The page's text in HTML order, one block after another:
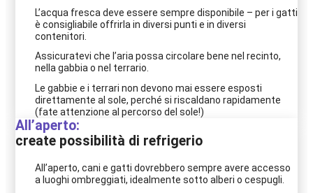
L’acqua fresca deve essere sempre disponibile – per i gatti
è consigliabile offrirla in diversi punti e in diversi
contenitori.
Assicuratevi che l’aria possa circolare bene nel recinto,
nella gabbia o nel terrario.
Le gabbie e i terrari non devono mai essere esposti
direttamente al sole, perché si riscaldano rapidamente
(fate attenzione al percorso del sole!)
All’aperto:
create possibilità di refrigerio
All’aperto, cani e gatti dovrebbero sempre avere accesso
a luoghi ombreggiati, idealmente sotto alberi o cespugli.